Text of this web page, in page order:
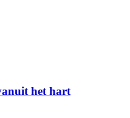
het hart